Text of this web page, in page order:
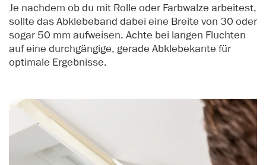
Je nachdem ob du mit Rolle oder Farbwalze arbeitest,
sollte das Abklebeband dabei eine Breite von 30 oder
sogar 50 mm aufweisen. Achte bei langen Fluchten
auf eine durchgängige, gerade Abklebekante für
optimale Ergebnisse.